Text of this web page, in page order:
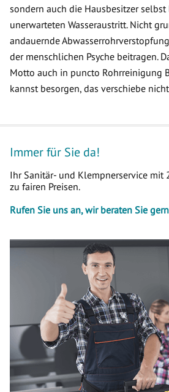
sondern auch die Hausbesitzer
unerwarteten Wasseraustritt. Nicht
andauernde
der menschlichen Psyche beitragen.
Motto auch in puncto Rohrreinigung
kannst besorgen, das verschiebe
Immer für Sie da!
Ihr Sanitär- und Klempnerservice
zu fairen Preisen.
Rufen Sie uns an, wir beraten Sie